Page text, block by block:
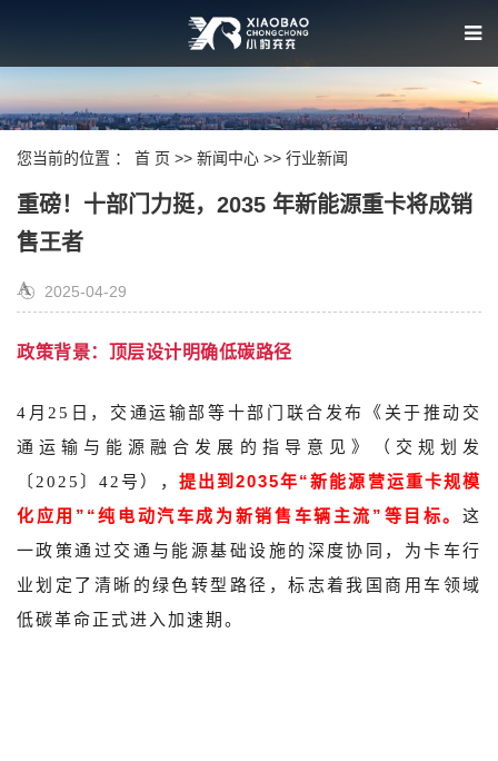
您当前的位置 ： 首 页 >> 新闻中心 >> 行业新闻
重磅！十部门力挺，2035 年新能源重卡将成销
售王者
2025-04-29
政策背景：顶层设计明确低碳路径
4月25日，交通运输部等十部门联合发布《关于推动交
通运输与能源融合发展的指导意见》（交规划发
〔2025〕42号）， 提出到2035年“新能源营运重卡规模
化应用”“纯电动汽车成为新销售车辆主流”等目标。 这
一政策通过交通与能源基础设施的深度协同，为卡车行
业划定了清晰的绿色转型路径，标志着我国商用车领域
低碳革命正式进入加速期。